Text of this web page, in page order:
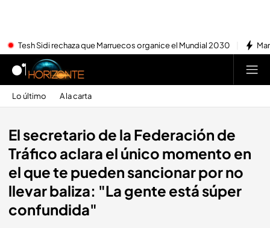
Tesh Sidi rechaza que Marruecos organice el Mundial 2030
Lo último A la carta
El secretario de la Federación de
Tráfico aclara el único momento en
el que te pueden sancionar por no
llevar baliza: "La gente está súper
confundida"